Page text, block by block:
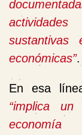
sustantivas
económicas”.
En esa
“implica
economía